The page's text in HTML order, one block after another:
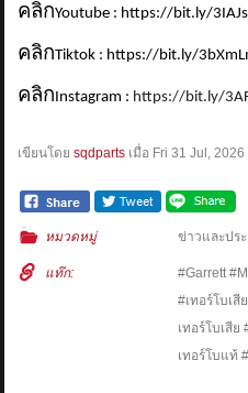
คลิกYoutube : https://bit.ly/
คลิกTiktok : https://bit.ly/
คลิก Instagram : https://bit.ly/
เขียนโดยsqdparts เมื่อ Fri 31 Jul, 2026
หมวดหมู่ ข่าวและปร
แท๊ก:
#Garrett
#เทอร์โบเสี
เทอร์โบเสีย
เทอร์โบแท้